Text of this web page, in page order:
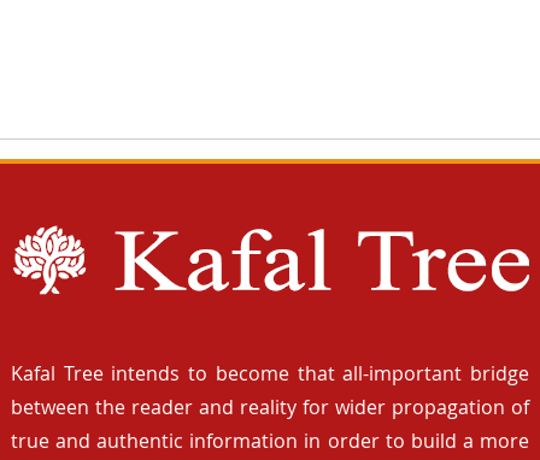
Kafal Tree intends to become that all-important bridge
between the reader and reality for wider propagation of
true and authentic information in order to build a more